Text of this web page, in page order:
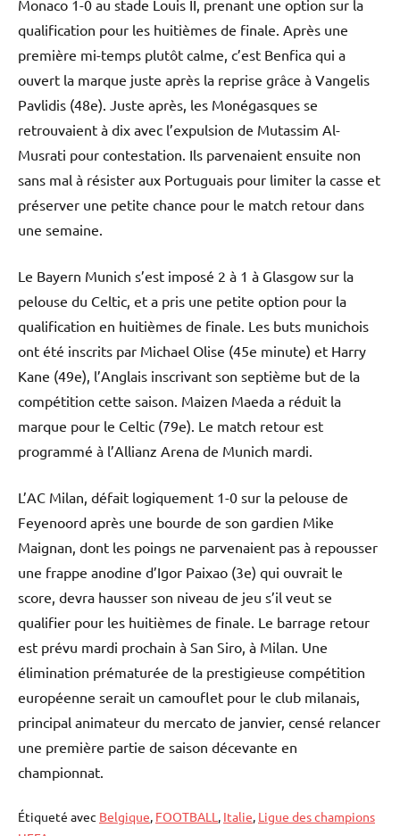
Monaco 1-0 au stade Louis II, prenant une option sur la
qualification pour les huitièmes de finale. Après une
première mi-temps plutôt calme, c’est Benfica qui a
ouvert la marque juste après la reprise grâce à Vangelis
Pavlidis (48e). Juste après, les Monégasques se
retrouvaient à dix avec l’expulsion de Mutassim Al-
Musrati pour contestation. Ils parvenaient ensuite non
sans mal à résister aux Portuguais pour limiter la casse et
préserver une petite chance pour le match retour dans
une semaine.
Le Bayern Munich s’est imposé 2 à 1 à Glasgow sur la
pelouse du Celtic, et a pris une petite option pour la
qualification en huitièmes de finale. Les buts munichois
ont été inscrits par Michael Olise (45e minute) et Harry
Kane (49e), l’Anglais inscrivant son septième but de la
compétition cette saison. Maizen Maeda a réduit la
marque pour le Celtic (79e). Le match retour est
programmé à l’Allianz Arena de Munich mardi.
L’AC Milan, défait logiquement 1-0 sur la pelouse de
Feyenoord après une bourde de son gardien Mike
Maignan, dont les poings ne parvenaient pas à repousser
une frappe anodine d’Igor Paixao (3e) qui ouvrait le
score, devra hausser son niveau de jeu s’il veut se
qualifier pour les huitièmes de finale. Le barrage retour
est prévu mardi prochain à San Siro, à Milan. Une
élimination prématurée de la prestigieuse compétition
européenne serait un camouflet pour le club milanais,
principal animateur du mercato de janvier, censé relancer
une première partie de saison décevante en
championnat.
Étiqueté avec Belgique, FOOTBALL , Italie, Ligue des champions